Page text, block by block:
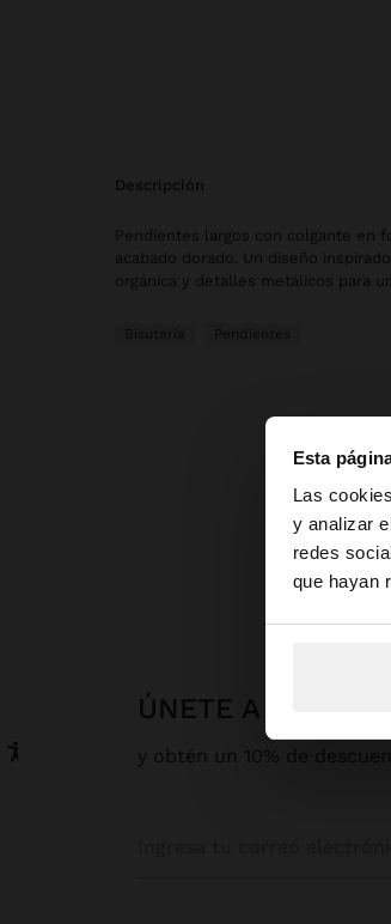
Esta
Las
y analizar
redes
que hayan
hola
descripción
Pendientes largos con colgante en
acabado dorado. Un diseño
orgánica y detalles metálicos para
Bisutería Pendientes
ÚNETE A
y obtén un 10% de